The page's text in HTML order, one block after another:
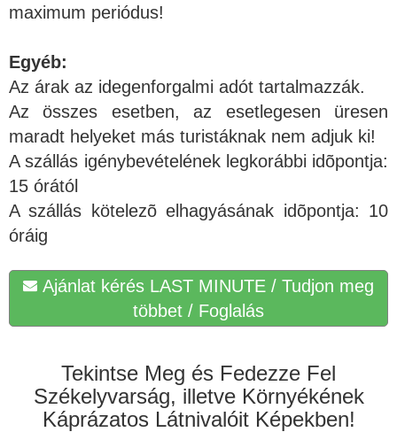
maximum periódus!
Egyéb:
Az árak az idegenforgalmi adót tartalmazzák.
Az összes esetben, az esetlegesen üresen
maradt helyeket más turistáknak nem adjuk ki!
A szállás igénybevételének legkorábbi idõpontja:
15 órától
A szállás kötelezõ elhagyásának idõpontja: 10
óráig
Ajánlat kérés LAST MINUTE / Tudjon meg
többet / Foglalás
Tekintse Meg és Fedezze Fel
Székelyvarság, illetve Környékének
Káprázatos Látnivalóit Képekben!